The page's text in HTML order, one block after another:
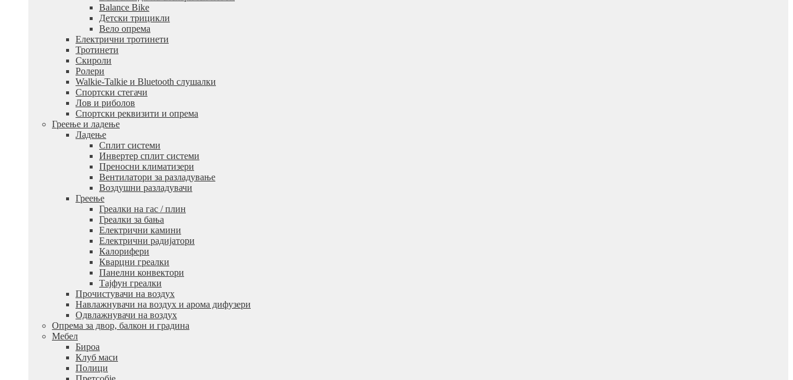
Balance Bike
Детски трицикли
Вело опрема
Електрични тротинети
Тротинети
Скироли
Ролери
Walkie-Talkie и Bluetooth слушалки
Спортски стегачи
Лов и риболов
Спортски реквизити и опрема
Греење и ладење
Ладење
Сплит системи
Инвертер сплит системи
Преносни климатизери
Вентилатори за разладување
Воздушни разладувачи
Греење
Греалки на гас / плин
Греалки за бања
Електрични камини
Електрични радијатори
Калорифери
Кварцни греалки
Панелни конвектори
Тајфун греалки
Прочистувачи на воздух
Навлажнувачи на воздух и арома дифузери
Одвлажнувачи на воздух
Опрема за двор, балкон и градина
Мебел
Бироа
Клуб маси
Полици